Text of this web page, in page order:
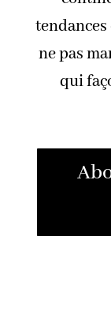
tendances
ne pas
qui